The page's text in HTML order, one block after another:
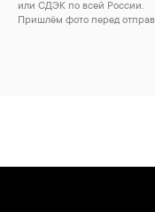
или СДЭК по всей России.
Пришлём фото перед